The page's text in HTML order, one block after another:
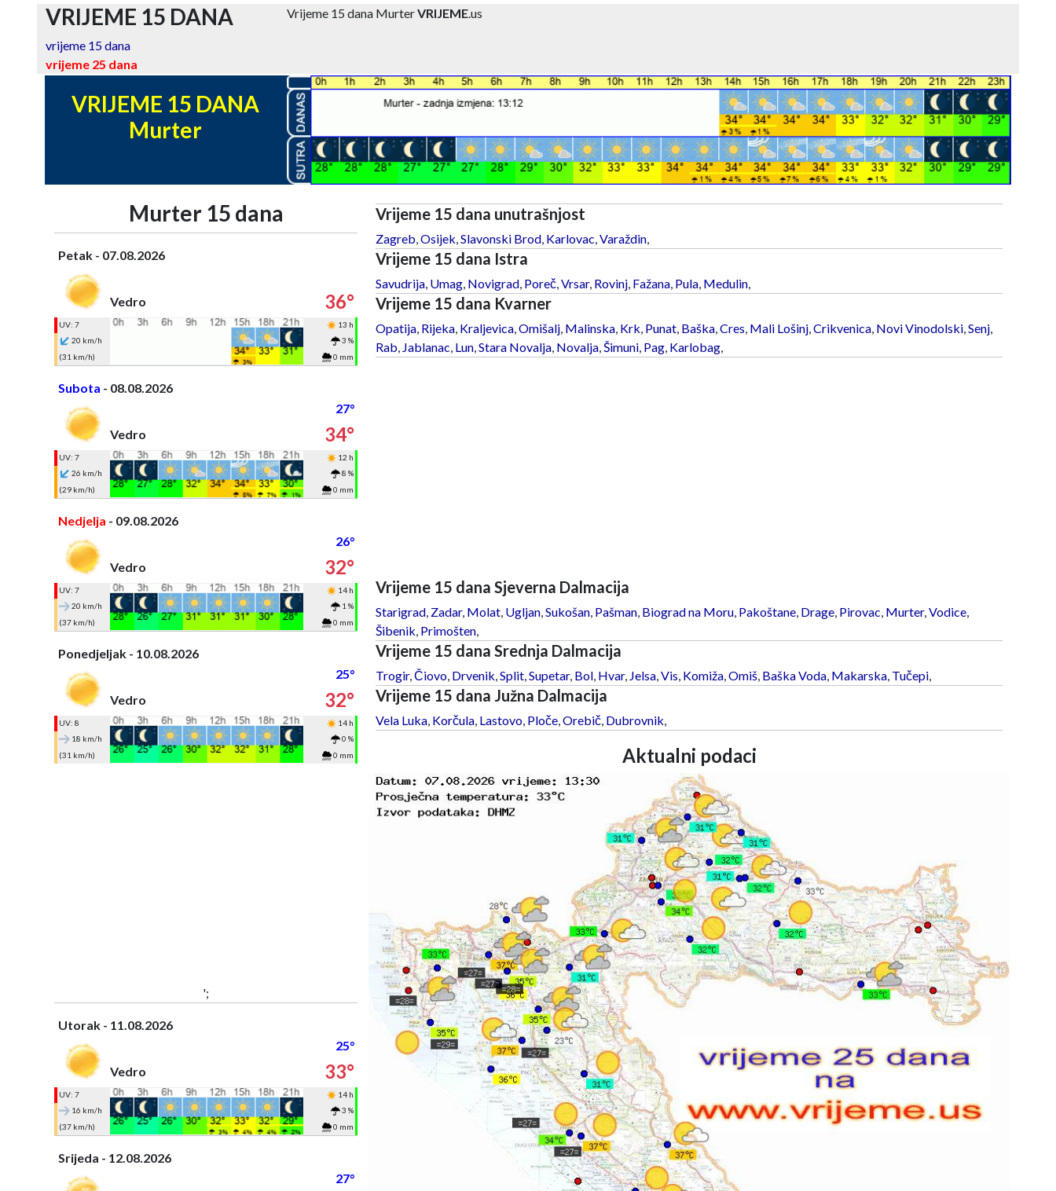
VRIJEME 15 DANA Vrijeme 15 dana MurterVRIJEME.us
vrijeme 15 dana
vrijeme 25 dana
VRIJEME 15 DANA
Murter
Murter 15 dana
Petak - 07.08.2026
Vedro 36°
UV: 7
13 h
20 km/h
3 %
(31 km/h)
0 mm
Subota - 08.08.2026
27°
Vedro
34°
UV: 7
12 h
26 km/h
8 %
(29 km/h)
0 mm
Nedjelja - 09.08.2026
26°
Vedro
32°
UV: 7
14 h
20 km/h
1 %
(37 km/h)
0 mm
Ponedjeljak - 10.08.2026
25°
Vedro
32°
UV: 8
14 h
18 km/h
0 %
(31 km/h)
0 mm
';
Utorak - 11.08.2026
25°
Vedro
33°
UV: 7
14 h
16 km/h
3 %
(37 km/h)
0 mm
Srijeda - 12.08.2026
27°
Vrijeme 15 dana unutrašnjost
Zagreb Osijek Slavonski Brod, Karlovac Varaždin,
Vrijeme 15 dana Istra
Savudrija, Umag, Novigrad, Poreč, Vrsar, Rovinj, Fažana, Pula, Medulin,
Vrijeme 15 dana Kvarner
Opatija, Rijeka, Kraljevica, Omišalj, Malinska, Krk Punat, Baška, Cres Mali Lošinj, Crikvenica, Novi Vinodolski, Senj,
Rab Jablanac Lun, Stara Novalja, Novalja, Šimuni, Pag, Karlobag,
Vrijeme 15 dana Sjeverna Dalmacija
Starigrad, Zadar, Molat, Ugljan, Sukošan, Pašman, Biograd na Moru, Pakoštane, Drage, Pirovac Murter, Vodice,
Šibenik Primošten,
Vrijeme 15 dana Srednja Dalmacija
Trogir, Čiovo, Drvenik Split, Supetar, Bol, Hvar, Jelsa, Vis Komiža, Omiš, Baška Voda, Makarska, Tučepi,
Vrijeme 15 dana Južna Dalmacija
Vela Luka, Korčula, Lastovo, Ploče, Orebič, Dubrovnik
Aktualni podaci